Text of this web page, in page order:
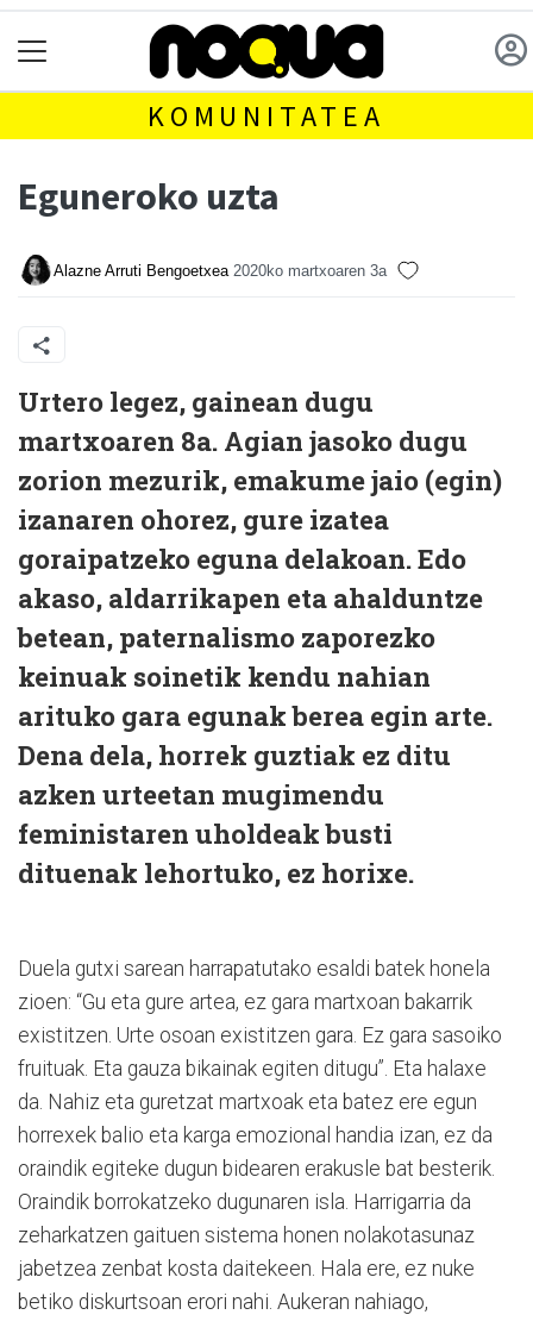
KOMUNITATEA
Eguneroko uzta
Alazne Arruti Bengoetxea 2020ko martxoaren 3a
Urtero legez, gainean dugu
martxoaren 8a. Agian jasoko dugu
zorion mezurik, emakume jaio (egin)
izanaren ohorez, gure izatea
goraipatzeko eguna delakoan. Edo
akaso, aldarrikapen eta ahalduntze
betean, paternalismo zaporezko
keinuak soinetik kendu nahian
arituko gara egunak berea egin arte.
Dena dela, horrek guztiak ez ditu
azken urteetan mugimendu
feministaren uholdeak busti
dituenak lehortuko, ez horixe.
Duela gutxi sarean harrapatutako esaldi batek honela
zioen: “Gu eta gure artea, ez gara martxoan bakarrik
existitzen. Urte osoan existitzen gara. Ez gara sasoiko
fruituak. Eta gauza bikainak egiten ditugu”. Eta halaxe
da. Nahiz eta guretzat martxoak eta batez ere egun
horrexek balio eta karga emozional handia izan, ez da
oraindik egiteke dugun bidearen erakusle bat besterik.
Oraindik borrokatzeko dugunaren isla. Harrigarria da
zeharkatzen gaituen sistema honen nolakotasunaz
jabetzea zenbat kosta daitekeen. Hala ere, ez nuke
betiko diskurtsoan erori nahi. Aukeran nahiago,